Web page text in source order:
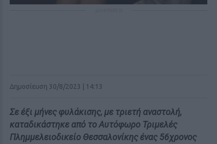
Δημοσίευση 30/8/2023 | 14:13
Σε έξι μήνες φυλάκισης, με τριετή αναστολή,
καταδικάστηκε από το Αυτόφωρο Τριμελές
Πλημμελειοδικείο Θεσσαλονίκης ένας 56χρονος